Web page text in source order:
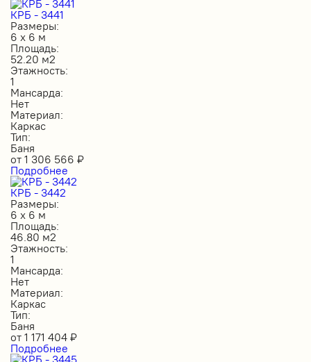
КРБ - 3441
Размеры:
6 х 6 м
Площадь:
52.20 м2
Этажность:
1
Мансарда:
Нет
Материал:
Каркас
Тип:
Баня
от 1 306 566 ₽
Подробнее
КРБ - 3442
Размеры:
6 х 6 м
Площадь:
46.80 м2
Этажность:
1
Мансарда:
Нет
Материал:
Каркас
Тип:
Баня
от 1 171 404 ₽
Подробнее